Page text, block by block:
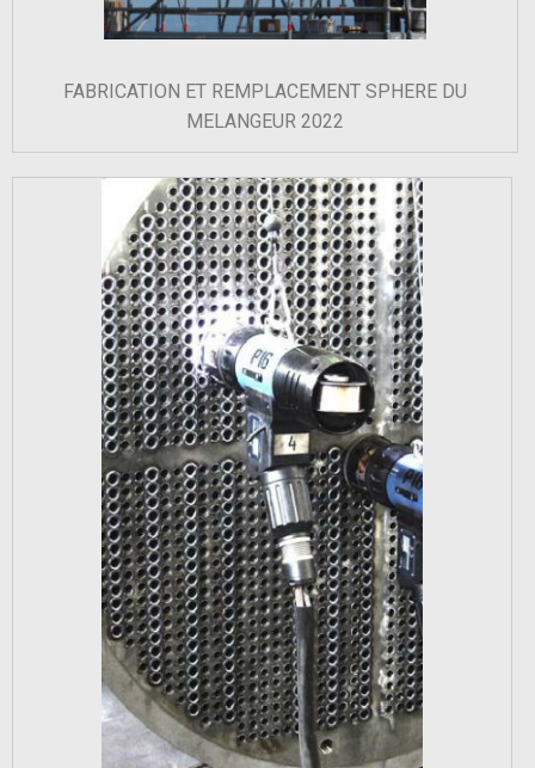
FABRICATION ET REMPLACEMENT SPHERE DU
MELANGEUR 2022